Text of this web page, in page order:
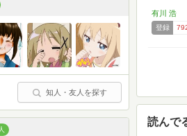
有川 浩
登録
読んで
知人・友人を探す